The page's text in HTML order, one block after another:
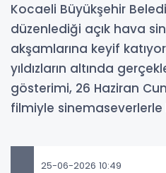
Kocaeli Büyükşehir
düzenlediği açık hava
akşamlarına keyif
yıldızların altında
gösterimi, 26 Haziran
filmiyle
25-06-2026 10:49